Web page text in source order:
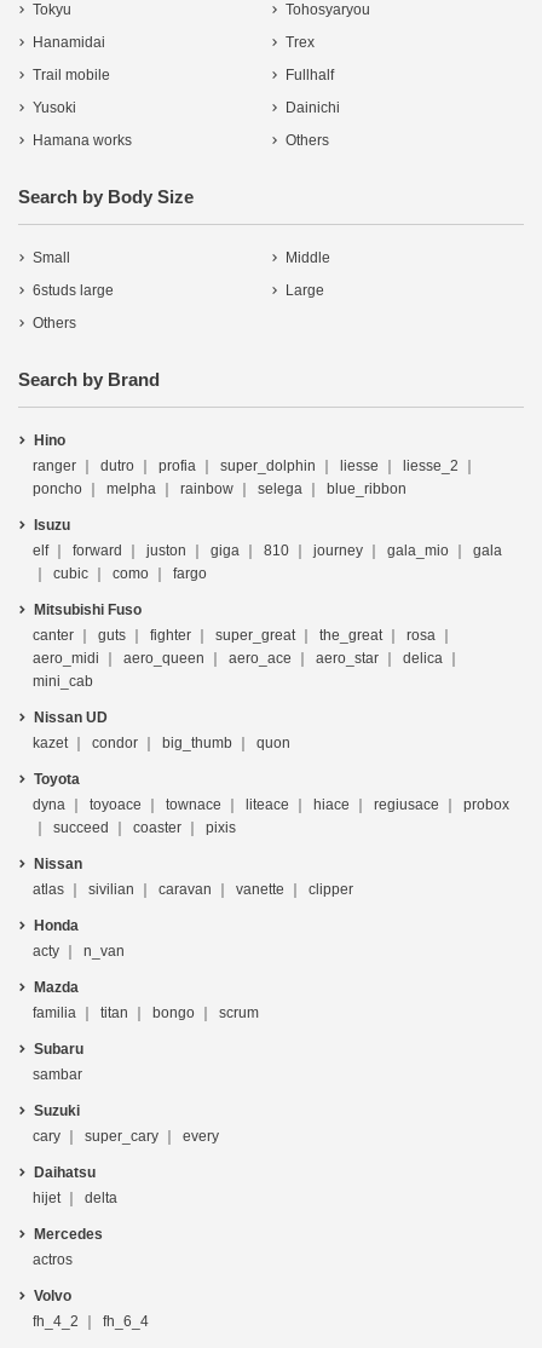
Tokyu
Tohosyaryou
Hanamidai
Trex
Trail mobile
Fullhalf
Yusoki
Dainichi
Hamana works
Others
Search by Body Size
Small
Middle
6studs large
Large
Others
Search by Brand
Hino
ranger
dutro profia super_dolphin liesse
liesse_2
poncho
melpha rainbow selega blue_ribbon
Isuzu
elf
forward juston giga 810 journey gala_mio
gala
cubic
como fargo
Mitsubishi Fuso
canter
guts fighter super_great the_great
rosa
aero_midi
aero_queen aero_ace aero_star
delica
mini_cab
Nissan UD
kazet
condor big_thumb quon
Toyota
dyna
toyoace townace liteace hiace regiusace
probox
succeed
coaster pixis
Nissan
atlas
sivilian caravan vanette clipper
Honda
acty
n_van
Mazda
familia
titan bongo scrum
Subaru
sambar
Suzuki
cary
super_cary every
Daihatsu
hijet
delta
Mercedes
actros
Volvo
fh_4_2
fh_6_4